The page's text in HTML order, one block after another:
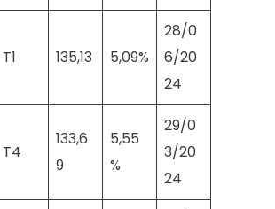
T1 135,13 5,09%
28/0
6/20
24
T4
133,6
9
5,55
%
29/0
3/20
24